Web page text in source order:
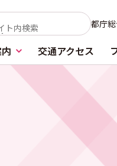
都庁
交通アクセス